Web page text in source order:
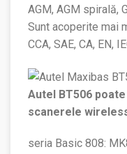
AGM, AGM spirală,
Sunt acoperite mai
CCA, SAE, CA, EN,
Autel BT506
scanerele
seria Basic 808: